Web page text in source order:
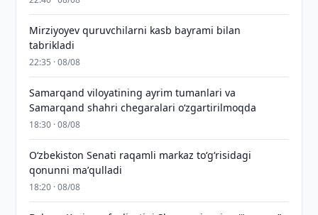
Mirziyoyev quruvchilarni kasb bayrami bilan
tabrikladi
22:35 · 08/08
Samarqand viloyatining ayrim tumanlari va
Samarqand shahri chegaralari oʻzgartirilmoqda
18:30 · 08/08
Oʻzbekiston Senati raqamli markaz toʻgʻrisidagi
qonunni maʼqulladi
18:20 · 08/08